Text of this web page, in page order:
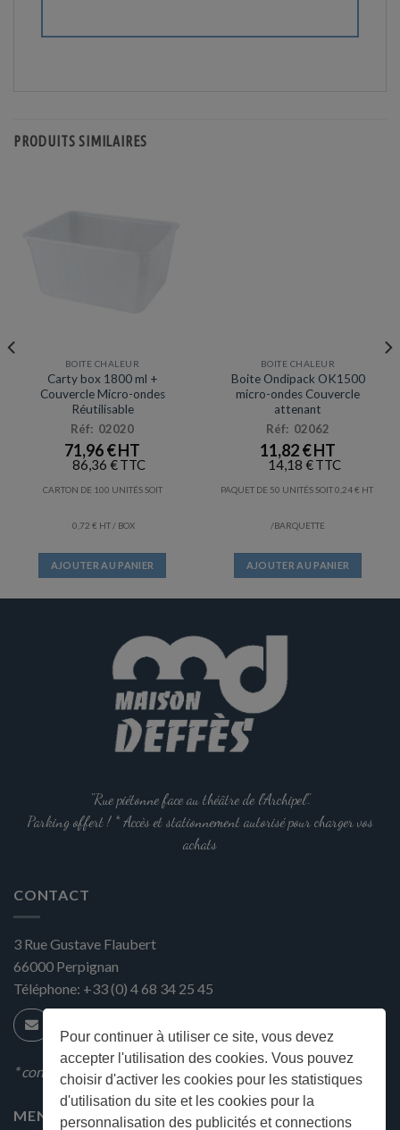
Pour continuer à utiliser ce site, vous devez
accepter l'utilisation des cookies. Vous pouvez
choisir d'activer les cookies pour les statistiques
d'utilisation du site et les cookies pour la
personnalisation des publicités et connections
PRODUITS SIMILAIRES
BOITE CHALEUR
Carty box 1800 ml +
Couvercle Micro-ondes
Réutilisable
Réf: 02020
71,96€
86,36 €
CARTON DE 100 UNITÉS SOIT
0,72 € / BOX
AJOUTER AU PANIER
Prix en baisse
BOITE CHALEUR
Boite Ondipack OK1500
micro-ondes Couvercle
attenant
Réf: 02062
11,82€
14,18 €
PAQUET DE 50 UNITÉS SOIT0,24€
/BARQUETTE
AJOUTER AU PANIER
"Rue piétonne face au théâtre de l'Archipel".
Parking offert ! * Accès et stationnement autorisé pour charger vos
achats
CONTACT
3 Rue Gustave Flaubert
66000 Perpignan
Téléphone: +33 (0) 4 68 34 25 45
* condition en magasin
MENU